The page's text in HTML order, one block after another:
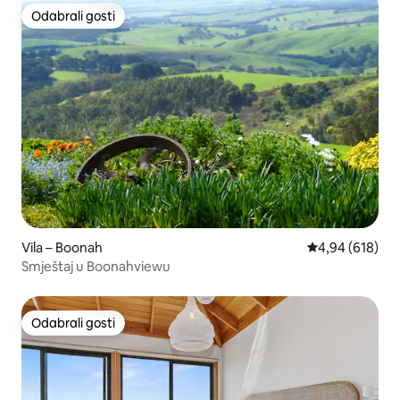
Odabrali gosti
Odabrali gosti
Vila – Boonah Prosječna
4,94 (618)
Smještaj u Boonahviewu
Odabrali gosti
Odabrali gosti